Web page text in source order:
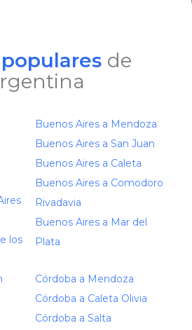
de
los
Buenos Aires a Mendoza
Buenos Aires a San Juan
Buenos Aires a Caleta
Buenos Aires a Comodoro
Rivadavia
Buenos Aires a Mar del
Plata
Córdoba a Mendoza
Córdoba a Caleta Olivia
Córdoba a Salta